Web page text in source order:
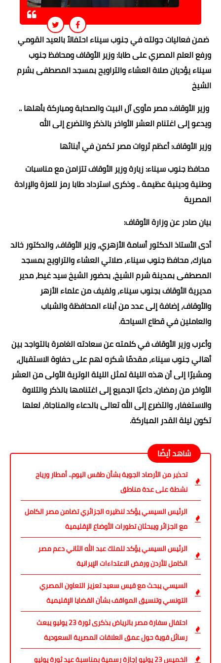
ضمن فعاليات جولته في جنوب سيناء احتفالاً بالعيد القومي
ورفع العلم المصري على طابا: وزير الأوقاف ومحافظ جنوب
سيناء يؤديان صلاة العشاء والتراويح بمسجد المصطفى بشرم
الشيخ
وزير الأوقاف: مصر مأوى آل البيت والصحابة ومباركة بأهلها ..
ويدعو إلى اغتنام العشر الأواخر بالذكر والتضرع إلى الله
وزير الأوقاف: أعظم ثروات مصر تكمن في أبنائها
محافظ جنوب سيناء: زيارة وزير الأوقاف تتزامن مع مناسبات
وطنية ودينية عظيمة .. وذكرى استرداد طابا رمز للعزة والإرادة
المصرية
بيان صادر عن وزارة الأوقاف:
أدى الأستاذ الدكتور أسامة الأزهري، وزير الأوقاف، والدكتور خالد
مبارك، محافظ جنوب سيناء، صلاتي العشاء والتراويح بمسجد
المصطفى بمدينة شرم الشيخ، بحضور الشيخ سيد غيط، مدير
مديرية الأوقاف بجنوب سيناء، ولفيف من علماء الأزهر
والأوقاف، إضافة إلى عدد من أبناء المحافظة والشباب
والعاملين في قطاع السياحة.
وأعرب وزير الأوقاف في كلمته عن سعادته الغامرة بالتواجد بين
أهالي جنوب سيناء، مقدمًا شكره لهم على حفاوة الاستقبال،
ومشيرًا إلى أن هذه الليلة تمثل الليلة الوترية الأولى من العشر
الأواخر من رمضان، داعيًا الجميع إلى اغتنامها بالذكر والتلاوة
والاستغفار، والتضرع إلى الله تعالى بالدعاء والمناجاة، لعلها
تكون ليلة القدر المباركة.
شاهد أيضًا
تحذير من الأرصاد الجوية بشأن طقس اليوم.. أمطار ورياح
نشطة على عدة مناطق
الرئيس السيسي يؤكد لنظيره الجزائري تضامن مصر الكامل
مع الجزائر ويبحثان تطورات الأوضاع الإقليمية
الرئيس السيسي يؤكد للملك عبد الله الثاني دعم مصر
الكامل للأردن ورفض الاعتداءات الإيرانية
السيسي يبحث مع قيس سعيد تعزيز التعاون المصري
التونسي وتنسيق المواقف بشأن القضايا الإقليمية
احتفال سفارة مصر بالرياض بذكرى ثورة 23 يوليو يبعث
رسائل قوية حول عمق العلاقات المصرية السعودية
الخميس 23 يوليو إجازة رسمية بمناسبة عيد ثورة يوليو